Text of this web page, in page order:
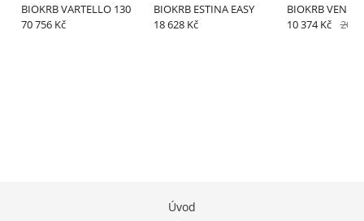
BIOKRB VARTELLO 130
70 756 Kč
BIOKRB ESTINA EASY
18 628 Kč
BIOKRB
10 374 Kč 20
Úvod